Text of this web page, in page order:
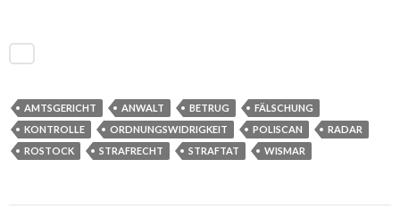
AMTSGERICHT ANWALT BETRUG
FÄLSCHUNG
KONTROLLE
ORDNUNGSWIDRIGKEIT POLISCAN
RADAR
ROSTOCK
STRAFRECHT STRAFTAT WISMAR